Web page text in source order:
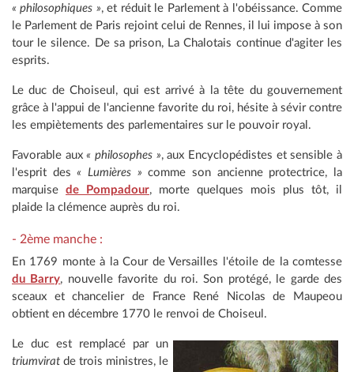
« philosophiques », et réduit le Parlement à l'obéissance. Comme
le Parlement de Paris rejoint celui de Rennes, il lui impose à son
tour le silence. De sa prison, La Chalotais continue d'agiter les
esprits.
Le duc de Choiseul, qui est arrivé à la tête du gouvernement
grâce à l'appui de l'ancienne favorite du roi, hésite à sévir contre
les empiètements des parlementaires sur le pouvoir royal.
Favorable aux« philosophes », aux Encyclopédistes et sensible à
l'esprit des« Lumières » comme son ancienne protectrice, la
marquise de Pompadour, morte quelques mois plus tôt, il
plaide la clémence auprès du roi.
- 2ème manche :
En 1769 monte à la Cour de Versailles l'étoile de la comtesse
du Barry, nouvelle favorite du roi. Son protégé, le garde des
sceaux et chancelier de France René Nicolas de Maupeou
obtient en décembre 1770 le renvoi de Choiseul.
Le duc est remplacé par un
triumvirat de trois ministres, le